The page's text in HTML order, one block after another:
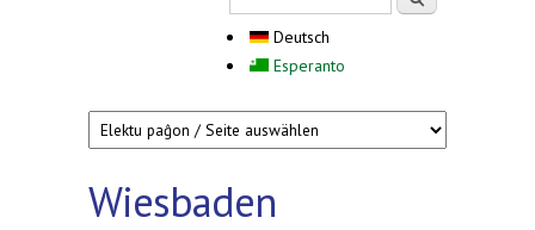
Deutsch
Esperanto
Wiesbaden